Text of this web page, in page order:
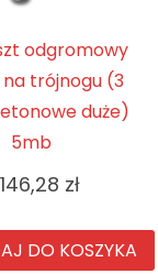
odgromowy
trójnogu (3
duże)
5mb
zł
DO KOSZYKA